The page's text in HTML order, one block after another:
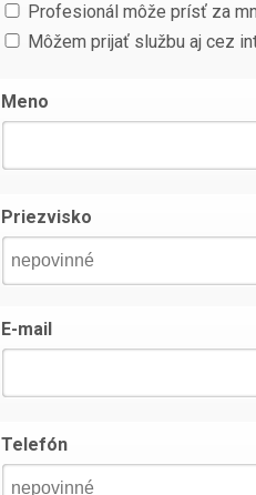
Profesionál môže prísť za
Môžem prijať službu aj cez
Meno
Priezvisko
E-mail
Telefón